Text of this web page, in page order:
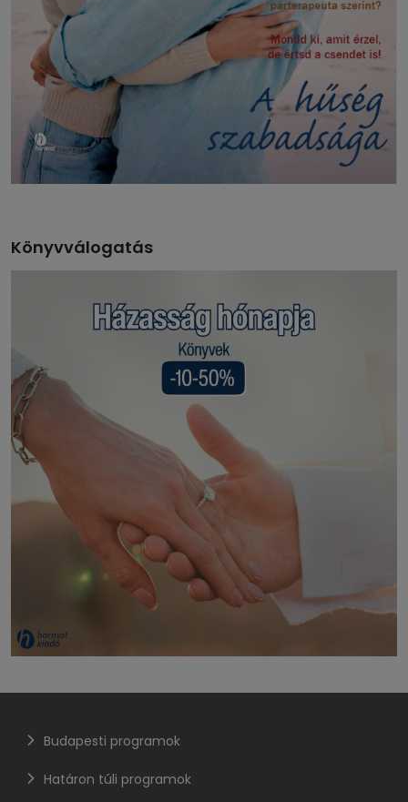
Könyvválogatás
Budapesti programok
Határon túli programok